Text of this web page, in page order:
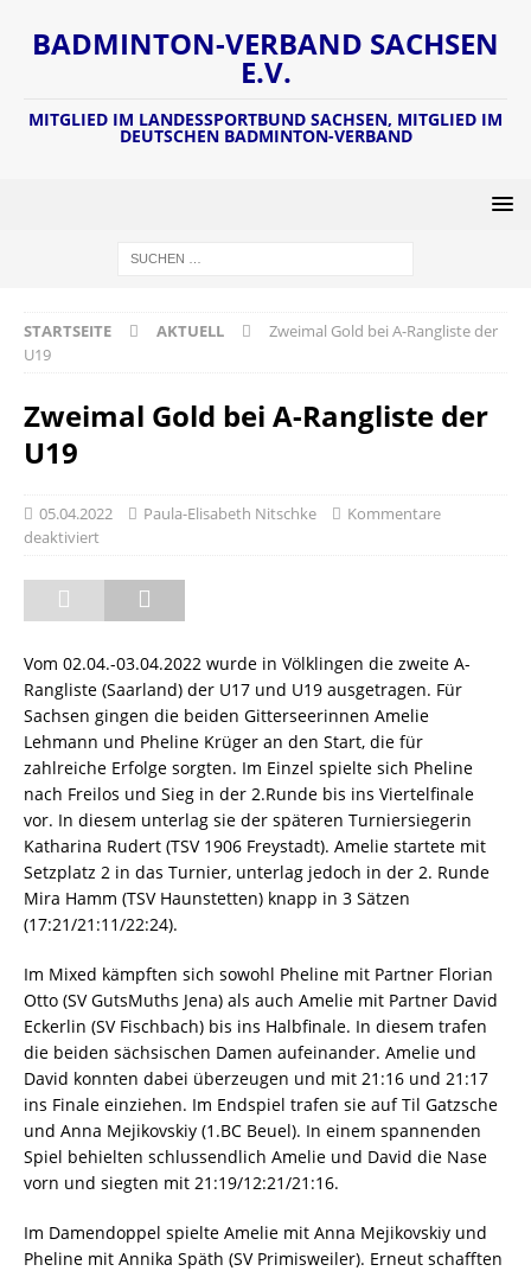
BADMINTON-VERBAND SACHSEN
E.V.
MITGLIED IM LANDESSPORTBUND SACHSEN, MITGLIED IM
DEUTSCHEN BADMINTON-VERBAND
STARTSEITE AKTUELL
Zweimal Gold bei A-Rangliste der
U19
Zweimal Gold bei A-Rangliste der
U19
05.04.2022 Paula-Elisabeth Nitschke
Kommentare
deaktiviert
Vom 02.04.-03.04.2022 wurde in Völklingen die zweite A-
Rangliste (Saarland) der U17 und U19 ausgetragen. Für
Sachsen gingen die beiden Gitterseerinnen Amelie
Lehmann und Pheline Krüger an den Start, die für
zahlreiche Erfolge sorgten. Im Einzel spielte sich Pheline
nach Freilos und Sieg in der 2.Runde bis ins Viertelfinale
vor. In diesem unterlag sie der späteren Turniersiegerin
Katharina Rudert (TSV 1906 Freystadt). Amelie startete mit
Setzplatz 2 in das Turnier, unterlag jedoch in der 2. Runde
Mira Hamm (TSV Haunstetten) knapp in 3 Sätzen
(17:21/21:11/22:24).
Im Mixed kämpften sich sowohl Pheline mit Partner Florian
Otto (SV GutsMuths Jena) als auch Amelie mit Partner David
Eckerlin (SV Fischbach) bis ins Halbfinale. In diesem trafen
die beiden sächsischen Damen aufeinander. Amelie und
David konnten dabei überzeugen und mit 21:16 und 21:17
ins Finale einziehen. Im Endspiel trafen sie auf Til Gatzsche
und Anna Mejikovskiy (1.BC Beuel). In einem spannenden
Spiel behielten schlussendlich Amelie und David die Nase
vorn und siegten mit 21:19/12:21/21:16.
Im Damendoppel spielte Amelie mit Anna Mejikovskiy und
Pheline mit Annika Späth (SV Primisweiler). Erneut schafften